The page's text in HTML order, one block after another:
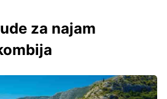
za najam